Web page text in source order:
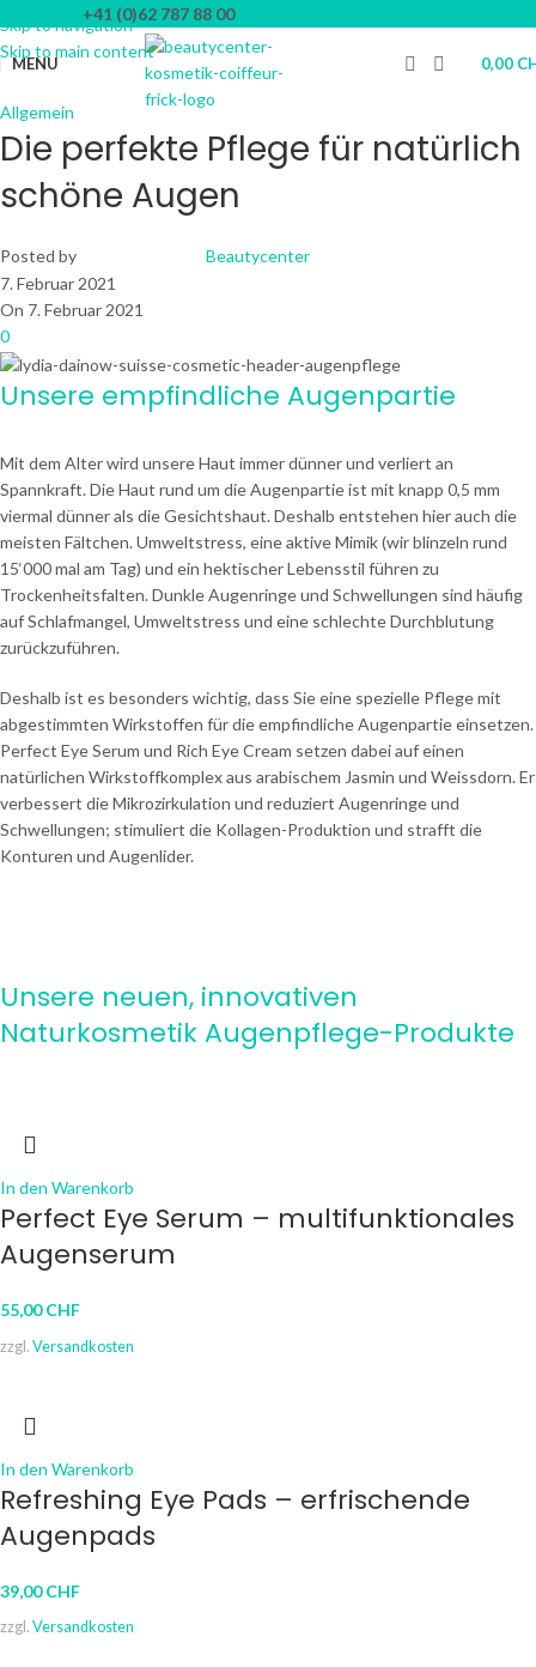
Skip to navigation
Skip to main content
+41 (0)62 787 88 00info@beautycenter-frick.ch
MENU 0,00
Allgemein
Die perfekte Pflege für natürlich
schöne Augen
Posted by
Beautycenter
7. Februar 2021
On 7. Februar 2021
0
Unsere empfindliche Augenpartie
Mit dem Alter wird unsere Haut immer dünner und verliert an
Spannkraft. Die Haut rund um die Augenpartie ist mit knapp 0,5 mm
viermal dünner als die Gesichtshaut. Deshalb entstehen hier auch die
meisten Fältchen. Umweltstress, eine aktive Mimik (wir blinzeln rund
15‘000 mal am Tag) und ein hektischer Lebensstil führen zu
Trockenheitsfalten. Dunkle Augenringe und Schwellungen sind häufig
auf Schlafmangel, Umweltstress und eine schlechte Durchblutung
zurückzuführen.
Deshalb ist es besonders wichtig, dass Sie eine spezielle Pflege mit
abgestimmten Wirkstoffen für die empfindliche Augenpartie einsetzen.
Perfect Eye Serum und Rich Eye Cream setzen dabei auf einen
natürlichen Wirkstoffkomplex aus arabischem Jasmin und Weissdorn. Er
verbessert die Mikrozirkulation und reduziert Augenringe und
Schwellungen; stimuliert die Kollagen-Produktion und strafft die
Konturen und Augenlider.
Unsere neuen, innovativen
Naturkosmetik Augenpflege-Produkte
In den Warenkorb
Perfect Eye Serum – multifunktionales
Augenserum
55,00CHF
zzgl. Versandkosten
In den Warenkorb
Refreshing Eye Pads – erfrischende
Augenpads
39,00CHF
zzgl. Versandkosten